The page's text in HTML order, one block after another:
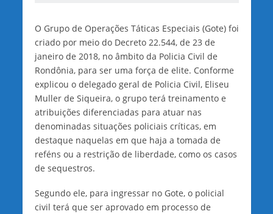
O Grupo de Operações Táticas Especiais (Gote) foi
criado por meio do Decreto 22.544, de 23 de
janeiro de 2018, no âmbito da Policia Civil de
Rondônia, para ser uma força de elite. Conforme
explicou o delegado geral de Policia Civil, Eliseu
Muller de Siqueira, o grupo terá treinamento e
atribuições diferenciadas para atuar nas
denominadas situações policiais críticas, em
destaque naquelas em que haja a tomada de
reféns ou a restrição de liberdade, como os casos
de sequestros.
Segundo ele, para ingressar no Gote, o policial
civil terá que ser aprovado em processo de